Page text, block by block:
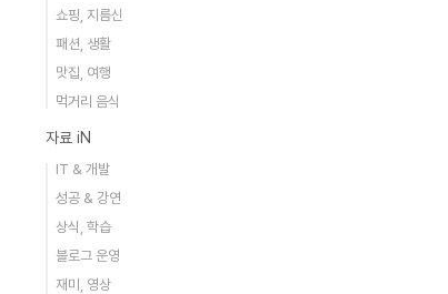
쇼핑, 지름신
패션, 생활
맛집, 여행
먹거리 음식
자료 iN
IT & 개발
성공 & 강연
상식, 학습
블로그 운영
재미, 영상